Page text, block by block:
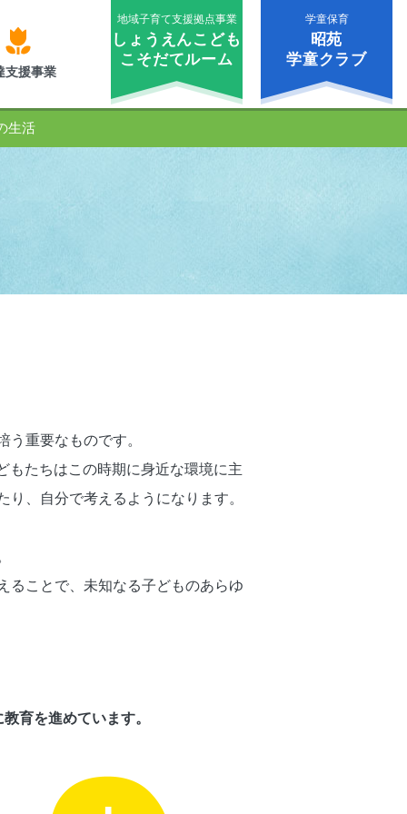
生活
支援事業
地域子育て支援拠点事業
しょうえんこども
こそだてルーム
学童保育
昭苑
学童クラブ
重要なものです。
たちはこの時期に身近な環境に主
、自分で考えるようになります。
ることで、未知なる子どものあらゆ
育を進めています。